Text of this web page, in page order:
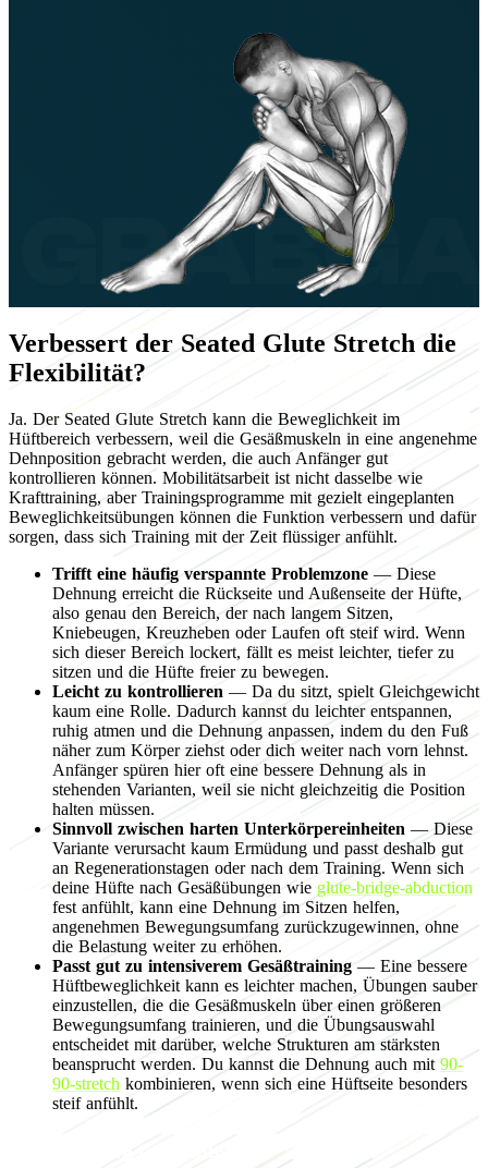
Verbessert der Seated Glute Stretch die
Flexibilität?
Ja. Der Seated Glute Stretch kann die Beweglichkeit im
Hüftbereich verbessern, weil die Gesäßmuskeln in eine angenehme
Dehnposition gebracht werden, die auch Anfänger gut
kontrollieren können. Mobilitätsarbeit ist nicht dasselbe wie
Krafttraining, aber Trainingsprogramme mit gezielt eingeplanten
Beweglichkeitsübungen können die Funktion verbessern und dafür
sorgen, dass sich Training mit der Zeit flüssiger anfühlt.
Trifft eine häufig verspannte Problemzone — Diese
Dehnung erreicht die Rückseite und Außenseite der Hüfte,
also genau den Bereich, der nach langem Sitzen,
Kniebeugen, Kreuzheben oder Laufen oft steif wird. Wenn
sich dieser Bereich lockert, fällt es meist leichter, tiefer zu
sitzen und die Hüfte freier zu bewegen.
Leicht zu kontrollieren — Da du sitzt, spielt Gleichgewicht
kaum eine Rolle. Dadurch kannst du leichter entspannen,
ruhig atmen und die Dehnung anpassen, indem du den Fuß
näher zum Körper ziehst oder dich weiter nach vorn lehnst.
Anfänger spüren hier oft eine bessere Dehnung als in
stehenden Varianten, weil sie nicht gleichzeitig die Position
halten müssen.
Sinnvoll zwischen harten Unterkörpereinheiten — Diese
Variante verursacht kaum Ermüdung und passt deshalb gut
an Regenerationstagen oder nach dem Training. Wenn sich
deine Hüfte nach Gesäßübungen wie glute-bridge-abduction
fest anfühlt, kann eine Dehnung im Sitzen helfen,
angenehmen Bewegungsumfang zurückzugewinnen, ohne
die Belastung weiter zu erhöhen.
Passt gut zu intensiverem Gesäßtraining — Eine bessere
Hüftbeweglichkeit kann es leichter machen, Übungen sauber
einzustellen, die die Gesäßmuskeln über einen größeren
Bewegungsumfang trainieren, und die Übungsauswahl
entscheidet mit darüber, welche Strukturen am stärksten
beansprucht werden. Du kannst die Dehnung auch mit 90-
90-stretch kombinieren, wenn sich eine Hüftseite besonders
steif anfühlt.